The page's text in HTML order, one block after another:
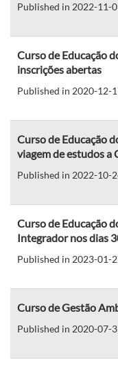
Published in 2022-11-
Curso de Educação
inscrições abertas
Published in 2020-12-
Curso de Educação
viagem de estudos a
Published in 2022-10-
Curso de Educação
Integrador nos dias
Published in 2023-01-
Curso de Gestão
Published in 2020-07-